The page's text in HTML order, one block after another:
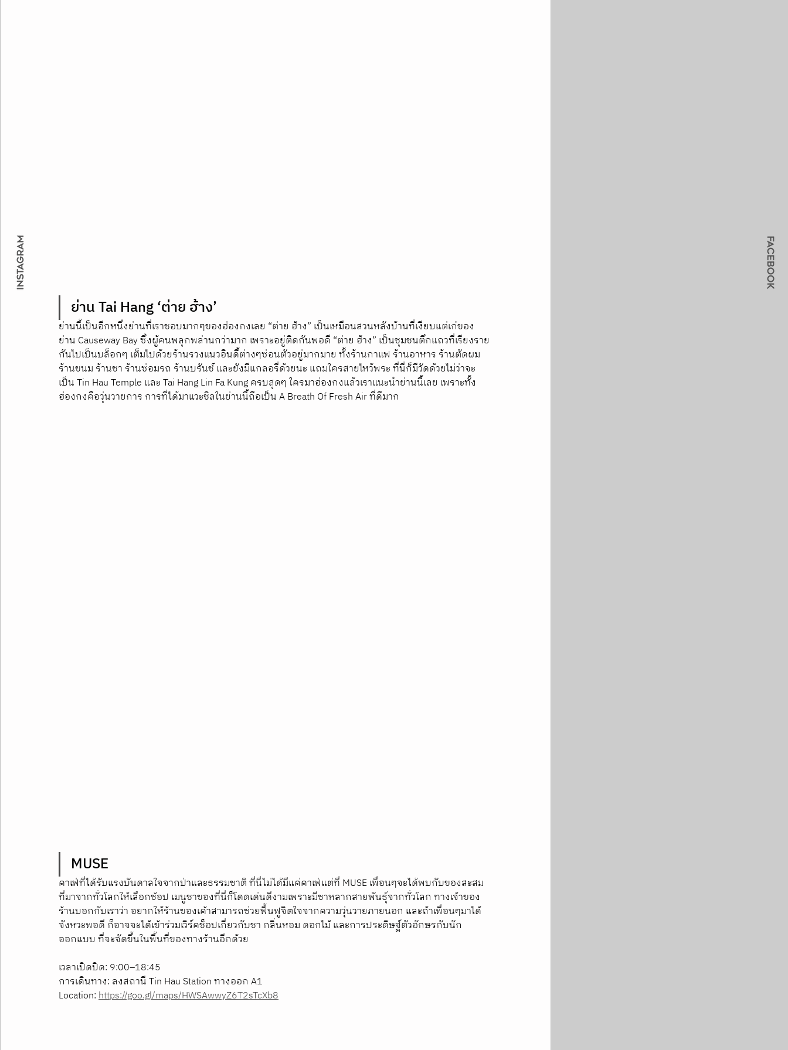
ย่าน Tai Hang ‘ต่าย ฮ้าง’
ย่านนี้เป็นอีกหนึ่งย่านที่เราชอบมากๆของฮ่องกงเลย “ต่าย ฮ้าง” เป็นเหมือนสวนหลังบ้านที่เงียบแต่เก๋ของ
ย่าน Causeway Bay ซึ่งผู้คนพลุกพล่านกว่ามาก เพราะอยู่ติดกันพอดี “ต่าย ฮ้าง” เป็นชุมชนตึกแถวที่เรียงราย
กันไปเป็นบล็อกๆ เต็มไปด้วยร้านรวงแนวอินดี้ต่างๆซ่อนตัวอยู่มากมาย ทั้งร้านกาแฟ ร้านอาหาร ร้านตัดผม
ร้านขนม ร้านชา ร้านซ่อมรถ ร้านบรันช์ และยังมีแกลอรี่ด้วยนะ แถมใครสายไหว้พระ ที่นี่ก็มีวัดด้วยไม่ว่าจะ
เป็น Tin Hau Temple และ Tai Hang Lin Fa Kung ครบสุดๆ ใครมาฮ่องกงแล้วเราแนะนำย่านนี้เลย เพราะทั้ง
ฮ่องกงคือวุ่นวายการ การที่ได้มาแวะชิลในย่านนี้ถือเป็น A Breath Of Fresh Air ที่ดีมาก
MUSE
คาเฟ่ที่ได้รับแรงบันดาลใจจากป่าและธรรมชาติ ที่นี่ไม่ได้มีแค่คาเฟ่แต่ที่ MUSE เพื่อนๆจะได้พบกับของสะสม
ที่มาจากทั่วโลกให้เลือกช้อป เมนูชาของที่นี่ก็โดดเด่นดีงามเพราะมีชาหลากสายพันธุ์จากทั่วโลก ทางเจ้าของ
ร้านบอกกับเราว่า อยากให้ร้านของเค้าสามารถช่วยฟื้นฟูจิตใจจากความวุ่นวายภายนอก และถ้าเพื่อนๆมาได้
จังหวะพอดี ก็อาจจะได้เข้าร่วมเวิร์คช็อปเกี่ยวกับชา กลิ่นหอม ดอกไม้ และการประดิษฐ์ตัวอักษรกับนัก
ออกแบบ ที่จะจัดขึ้นในพื้นที่ของทางร้านอีกด้วย
เวลาเปิดปิด: 9:00–18:45
การเดินทาง: ลงสถานี Tin Hau Station ทางออก A1
Location: https://goo.gl/maps/HWSAwwyZ6T2sTcXb8